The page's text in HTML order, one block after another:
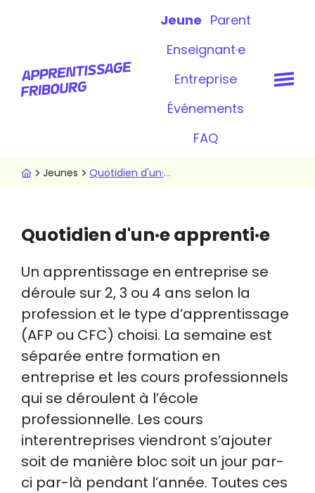
TopbarJeune Parent
Enseignant·e
Entreprise
Événements
FAQ
Fil
Jeunes Quotidien d'un·e apprenti·e
Quotidien d'un·e apprenti·e
Un apprentissage en entreprise se
déroule sur 2, 3 ou 4 ans selon la
profession et le type d’apprentissage
(AFP ou CFC) choisi. La semaine est
séparée entre formation en
entreprise et les cours professionnels
qui se déroulent à l’école
professionnelle. Les cours
interentreprises viendront s’ajouter
soit de manière bloc soit un jour par-
ci par-là pendant l’année. Toutes ces